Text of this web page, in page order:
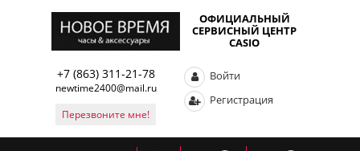
ОФИЦИАЛЬНЫЙ
СЕРВИСНЫЙ ЦЕНТР
CASIO
+7 (863) 311-21-78
newtime2400@mail.ru
Перезвоните мне!
Войти
Регистрация